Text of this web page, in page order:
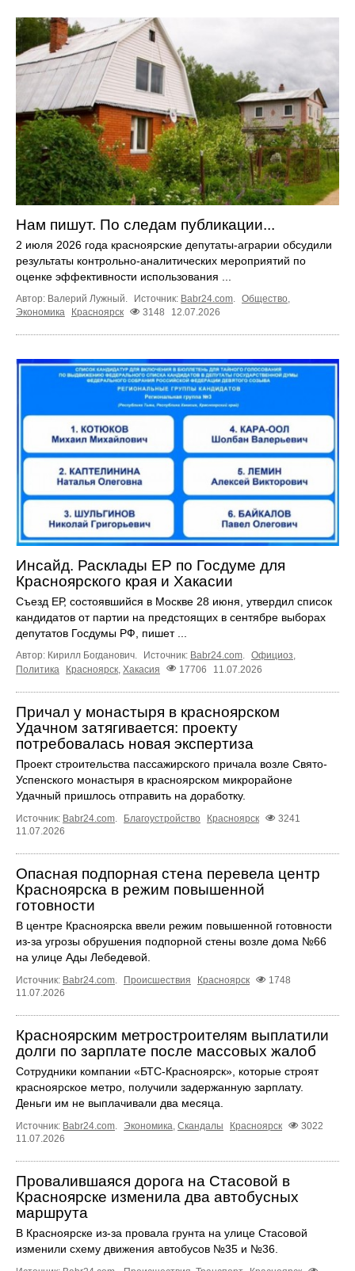
Нам пишут. По следам публикации...
2 июля 2026 года красноярские депутаты-аграрии обсудили
результаты контрольно-аналитических мероприятий по
оценке эффективности использования ...
Автор: Валерий Лужный. Источник: Babr24.com Общество
Экономика
Красноярск 3148 12.07.2026
Инсайд. Расклады ЕР по Госдуме для
Красноярского края и Хакасии
Съезд ЕР, состоявшийся в Москве 28 июня, утвердил список
кандидатов от партии на предстоящих в сентябре выборах
депутатов Госдумы РФ, пишет ...
Автор: Кирилл Богданович. Источник: Babr24.com. Официоз,
Политика
Красноярск Хакасия 17706 11.07.2026
Причал у монастыря в красноярском
Удачном затягивается: проекту
потребовалась новая экспертиза
Проект строительства пассажирского причала возле Свято-
Успенского монастыря в красноярском микрорайоне
Удачный пришлось отправить на доработку.
Источник: Babr24.com Благоустройство Красноярск
3241
11.07.2026
Опасная подпорная стена перевела центр
Красноярска в режим повышенной
готовности
В центре Красноярска ввели режим повышенной готовности
из-за угрозы обрушения подпорной стены возле дома №66
на улице Ады Лебедевой.
Источник: Babr24.com. Происшествия Красноярск
1748
11.07.2026
Красноярским метростроителям выплатили
долги по зарплате после массовых жалоб
Сотрудники компании «БТС-Красноярск», которые строят
красноярское метро, получили задержанную зарплату.
Деньги им не выплачивали два месяца.
Источник: Babr24.com. Экономика, Скандалы Красноярск
3022
11.07.2026
Провалившаяся дорога на Стасовой в
Красноярске изменила два автобусных
маршрута
В Красноярске из-за провала грунта на улице Стасовой
изменили схему движения автобусов №35 и №36.